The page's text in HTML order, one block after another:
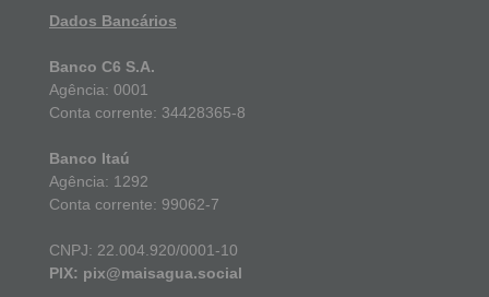
Dados Bancários
Banco C6 S.A.
Agência: 0001
Conta corrente: 34428365-8
Banco Itaú
Agência: 1292
Conta corrente: 99062-7
CNPJ: 22.004.920/0001-10
PIX: pix@maisagua.social